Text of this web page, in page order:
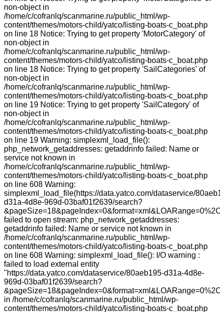
non-object in
/home/c/cofranlq/scanmarine.ru/public_html/wp-
content/themes/motors-child/yatco/listing-boats-c_boat.php
on line 18 Notice: Trying to get property 'MotorCategory' of
non-object in
/home/c/cofranlq/scanmarine.ru/public_html/wp-
content/themes/motors-child/yatco/listing-boats-c_boat.php
on line 18 Notice: Trying to get property 'SailCategories' of
non-object in
/home/c/cofranlq/scanmarine.ru/public_html/wp-
content/themes/motors-child/yatco/listing-boats-c_boat.php
on line 19 Notice: Trying to get property 'SailCategory' of
non-object in
/home/c/cofranlq/scanmarine.ru/public_html/wp-
content/themes/motors-child/yatco/listing-boats-c_boat.php
on line 19 Warning: simplexml_load_file():
php_network_getaddresses: getaddrinfo failed: Name or
service not known in
/home/c/cofranlq/scanmarine.ru/public_html/wp-
content/themes/motors-child/yatco/listing-boats-c_boat.php
on line 608 Warning:
simplexml_load_file(https://data.yatco.com/dataservice/
d31a-4d8e-969d-03baf01f2639/search?
failed to open stream: php_network_getaddresses:
getaddrinfo failed: Name or service not known in
/home/c/cofranlq/scanmarine.ru/public_html/wp-
content/themes/motors-child/yatco/listing-boats-c_boat.php
on line 608 Warning: simplexml_load_file(): I/O warning :
failed to load external entity
"https://data.yatco.com/dataservice/80aeb195-d31a-4d8e-
969d-03baf01f2639/search?
in /home/c/cofranlq/scanmarine.ru/public_html/wp-
content/themes/motors-child/yatco/listing-boats-c_boat.php